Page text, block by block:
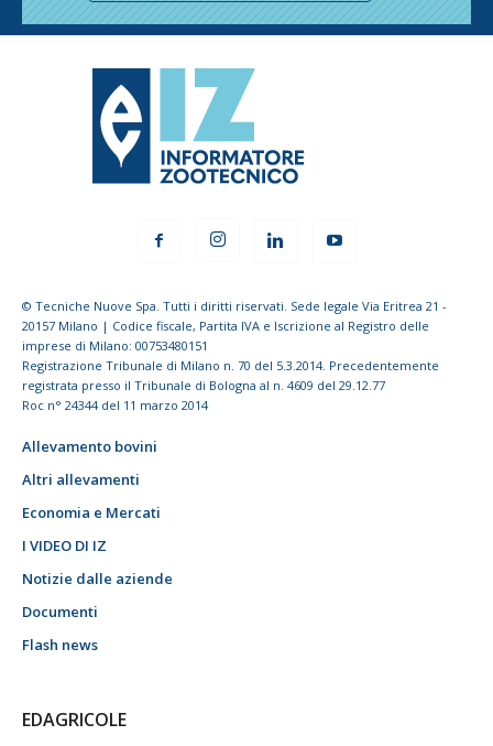
© Tecniche Nuove Spa. Tutti i diritti riservati. Sede legale Via Eritrea 21 -
20157 Milano | Codice fiscale, Partita IVA e Iscrizione al Registro delle
imprese di Milano: 00753480151
Registrazione Tribunale di Milano n. 70 del 5.3.2014. Precedentemente
registrata presso il Tribunale di Bologna al n. 4609 del 29.12.77
Roc n° 24344 del 11 marzo 2014
Allevamento bovini
Altri allevamenti
Economia e Mercati
I VIDEO DI IZ
Notizie dalle aziende
Documenti
Flash news
EDAGRICOLE